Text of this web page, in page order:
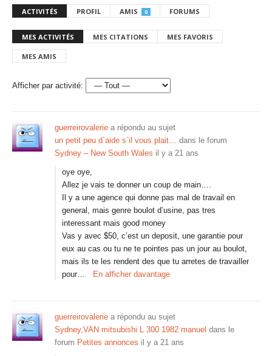
ACTIVITÉS PROFIL AMIS 0 FORUMS
MES ACTIVITÉS MES CITATIONS MES FAVORIS
MES AMIS
Afficher par activité:
guerreirovalerie a répondu au sujet
un petit peu d`aide s`il vous plait… dans le forum
Sydney – New South Wales il y a 21 ans
oye oye,
Allez je vais te donner un coup de main….
Il y a une agence qui donne pas mal de travail en
general, mais genre boulot d’usine, pas tres
interessant mais good money
Vas y avec $50, c’est un deposit, une garantie pour
eux au cas ou tu ne te pointes pas un jour au boulot,
mais ils te les rendent des que tu arretes de travailler
pour…
En afficher davantage
guerreirovalerie a répondu au sujet
Sydney,VAN mitsubishi L 300 1982 manuel dans le
forum Petites annonces il y a 21 ans